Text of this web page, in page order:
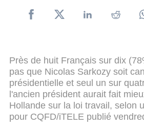
Près de huit Français sur dix
pas que Nicolas Sarkozy soit
présidentielle et seul un sur
l'ancien président aurait fait
Hollande sur la loi travail, selon
pour CQFD/iTELE publié